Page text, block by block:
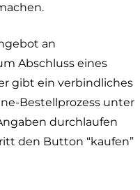
an
Abschluss eines
gibt ein verbindliches
Bestellprozess unter
durchlaufen
den Button “kaufen”